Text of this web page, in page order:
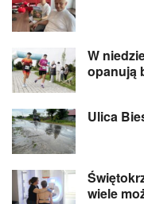
W
opanują
Ulica
wiele